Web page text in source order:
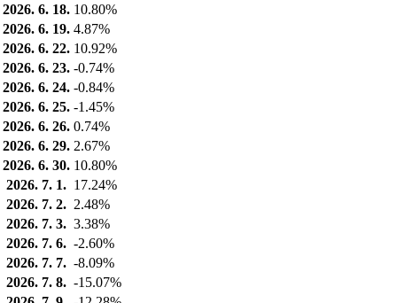
2026. 6. 18. 10.80%
2026. 6. 19. 4.87%
2026. 6. 22. 10.92%
2026. 6. 23. -0.74%
2026. 6. 24. -0.84%
2026. 6. 25. -1.45%
2026. 6. 26. 0.74%
2026. 6. 29. 2.67%
2026. 6. 30. 10.80%
2026. 7. 1. 17.24%
2026. 7. 2. 2.48%
2026. 7. 3. 3.38%
2026. 7. 6. -2.60%
2026. 7. 7. -8.09%
2026. 7. 8. -15.07%